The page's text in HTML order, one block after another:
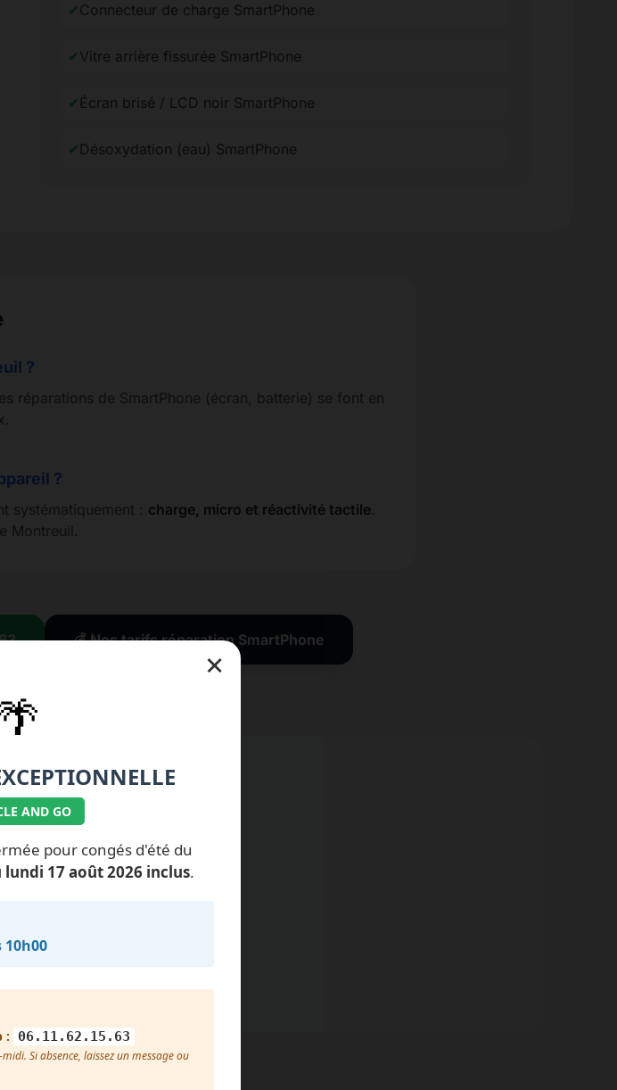
✔Connecteur de charge SmartPhone
✔Vitre arrière fissurée SmartPhone
✔ Écran brisé / LCD noir SmartPhone
✔ Désoxydation (eau) SmartPhone
?
réparations de SmartPhone (écran, batterie) se font en
?
systématiquement : charge, micro et réactivité tactile.
Montreuil.
💰 Nos tarifs réparation SmartPhone
CONFIANCE
les avis pour le moment.
d'avis
×
AND GO
pour congés d'été du
17 août 2026 inclus.
10h00
: 06.11.62.15.63
Si absence, laissez un message ou